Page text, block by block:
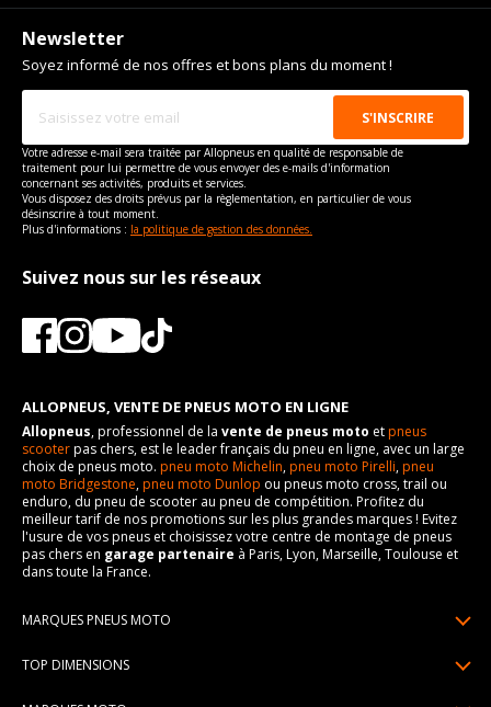
Newsletter
Soyez informé de nos offres et bons plans du moment !
Votre adresse e-mail sera traitée par Allopneus en qualité de responsable de
traitement pour lui permettre de vous envoyer des e-mails d'information
concernant ses activités, produits et services.
Vous disposez des droits prévus par la règlementation, en particulier de vous
désinscrire à tout moment.
Plus d'informations : la politique de gestion des données.
Suivez nous sur les réseaux
ALLOPNEUS, VENTE DE PNEUS MOTO EN LIGNE
Allopneus, professionnel de la vente de pneus moto etpneus
scooterpas chers, est le leader français du pneu en ligne, avec un large
choix de pneus moto. pneu moto Michelin,pneu moto Pirelli,pneu
moto Bridgestone,pneu moto Dunlop ou pneus moto cross, trail ou
enduro, du pneu de scooter au pneu de compétition. Profitez du
meilleur tarif de nos promotions sur les plus grandes marques ! Evitez
l'usure de vos pneus et choisissez votre centre de montage de pneus
pas chers en garage partenaire à Paris, Lyon, Marseille, Toulouse et
dans toute la France.
MARQUES PNEUS MOTO
TOP DIMENSIONS